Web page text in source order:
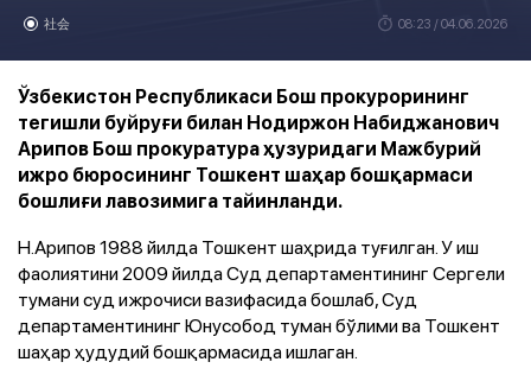
社会 08:23 / 04.06.2026
Ўзбекистон Республикаси Бош прокурорининг
тегишли буйруғи билан Нодиржон Набиджанович
Арипов Бош прокуратура ҳузуридаги Мажбурий
ижро бюросининг Тошкент шаҳар бошқармаси
бошлиғи лавозимига тайинланди.
Н.Арипов 1988 йилда Тошкент шаҳрида туғилган. У иш
фаолиятини 2009 йилда Суд департаментининг Сергели
тумани суд ижрочиси вазифасида бошлаб, Суд
департаментининг Юнусобод туман бўлими ва Тошкент
шаҳар ҳудудий бошқармасида ишлаган.